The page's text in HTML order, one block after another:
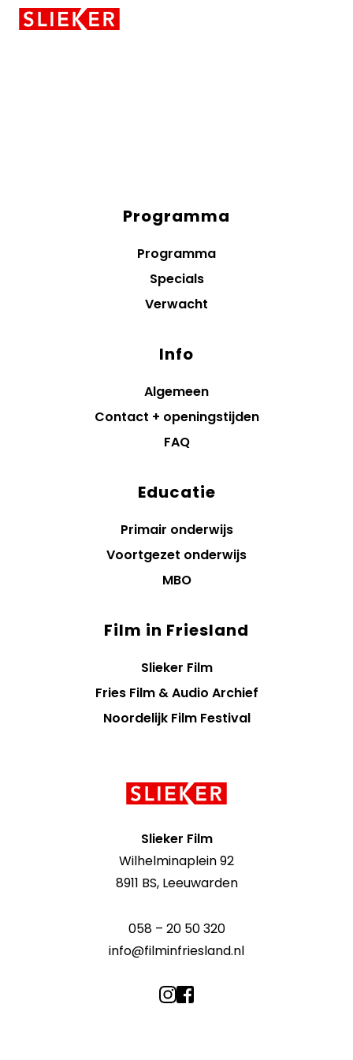
Skiplinks
Programma
Programma
Specials
Verwacht
Info
Algemeen
Contact + openingstijden
FAQ
Educatie
Primair onderwijs
Voortgezet onderwijs
MBO
Film in Friesland
Slieker Film
Fries Film & Audio Archief
Noordelijk Film Festival
Slieker Film
Wilhelminaplein 92
8911 BS, Leeuwarden
058 – 20 50 320
info@filminfriesland.nl